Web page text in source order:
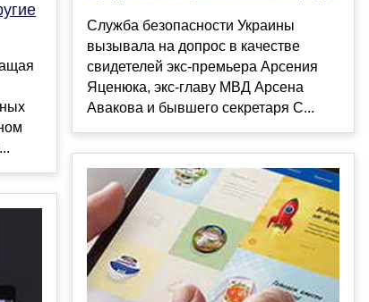
Служба безопасности Украины
вызывала на допрос в качестве
свидетелей экс-премьера Арсения
Яценюка, экс-главу МВД Арсена
Авакова и бывшего секретаря С...